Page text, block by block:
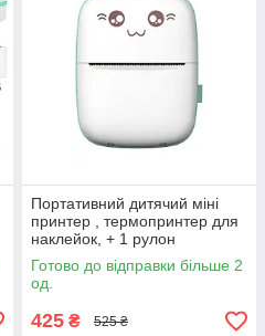
Портативний дитячий міні
принтер , термопринтер для
наклейок, + 1 рулон
термопаперу
Готово до відправки більше 2
од.
425 ₴ 525 ₴